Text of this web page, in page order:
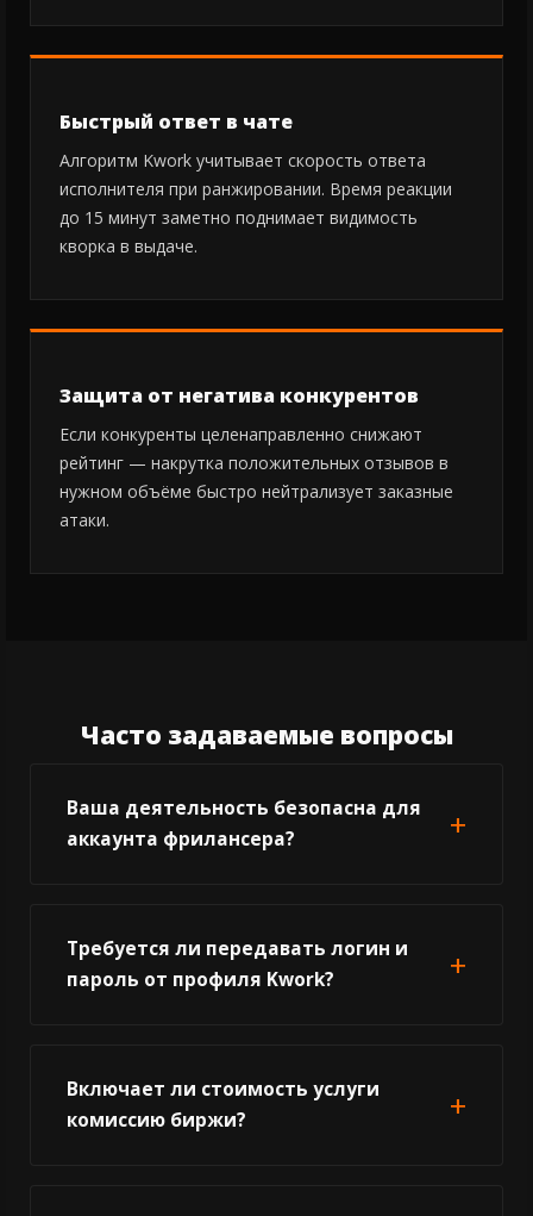
Быстрый ответ в чате
Алгоритм Kwork учитывает скорость ответа
исполнителя при ранжировании. Время реакции
до 15 минут заметно поднимает видимость
кворка в выдаче.
Защита от негатива конкурентов
Если конкуренты целенаправленно снижают
рейтинг — накрутка положительных отзывов в
нужном объёме быстро нейтрализует заказные
атаки.
Часто задаваемые вопросы
Ваша деятельность безопасна для
аккаунта фрилансера?
Требуется ли передавать логин и
пароль от профиля Kwork?
Включает ли стоимость услуги
комиссию биржи?